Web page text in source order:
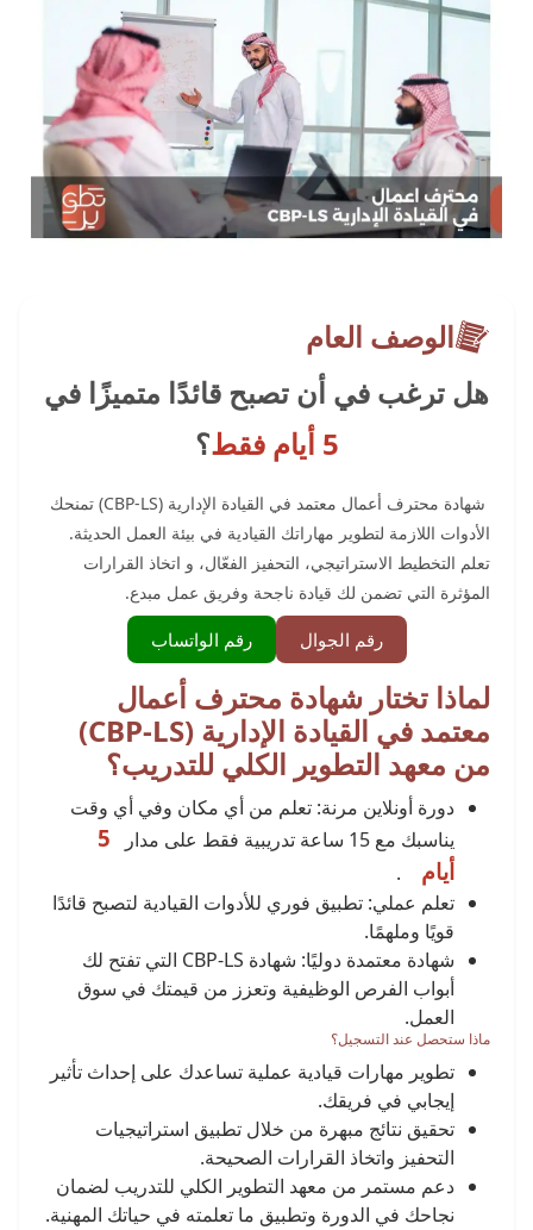
الوصف العام
هل ترغب في أن تصبح قائدًا متميزًا في
5 أيام فقط
؟
شهادة محترف أعمال معتمد في القيادة الإدارية (CBP-LS) تمنحك
الأدوات اللازمة لتطوير مهاراتك القيادية في بيئة العمل الحديثة.
تعلم التخطيط الاستراتيجي، التحفيز الفعّال، و اتخاذ القرارات
المؤثرة التي تضمن لك قيادة ناجحة وفريق عمل مبدع.
رقم الجوال رقم الواتساب
لماذا تختار شهادة محترف أعمال
معتمد في القيادة الإدارية (CBP-LS)
من معهد التطوير الكلي للتدريب؟
دورة أونلاين مرنة: تعلم من أي مكان وفي أي وقت
يناسبك مع 15 ساعة تدريبية فقط على مدار
5
أيام
.
تعلم عملي: تطبيق فوري للأدوات القيادية لتصبح قائدًا
قويًا وملهمًا.
شهادة معتمدة دوليًا: شهادة CBP-LS التي تفتح لك
أبواب الفرص الوظيفية وتعزز من قيمتك في سوق
العمل.
ماذا ستحصل عند التسجيل؟
تطوير مهارات قيادية عملية تساعدك على إحداث تأثير
إيجابي في فريقك.
تحقيق نتائج مبهرة من خلال تطبيق استراتيجيات
التحفيز واتخاذ القرارات الصحيحة.
دعم مستمر من معهد التطوير الكلي للتدريب لضمان
نجاحك في الدورة وتطبيق ما تعلمته في حياتك المهنية.